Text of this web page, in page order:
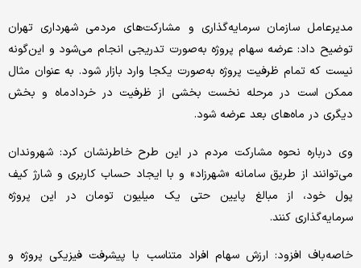
مدیرعامل سازمان سرمایه‌گذاری و مشارکت‌های مردمی شهرداری تهران
توضیح داد: عرضه سهام پروژه به‌صورت تدریجی انجام می‌شود و این‌گونه
نیست که تمام ظرفیت پروژه به‌صورت یکجا وارد بازار شود. به عنوان مثال
ممکن است در مرحله نخست بخشی از ظرفیت در خردادماه و بخش
دیگری در ماه‌های بعد عرضه شود.
وی درباره نحوه مشارکت مردم در این طرح خاطرنشان کرد: شهروندان
می‌توانند از طریق سامانه «شهرزاد» و با ایجاد حساب کاربری و شارژ کیف
پول خود، از مبالغ پایین حتی یک میلیون تومان در این پروژه
سرمایه‌گذاری کنند.
خاصه‌باف افزود: ارزش سهام افراد متناسب با پیشرفت فیزیکی پروژه و